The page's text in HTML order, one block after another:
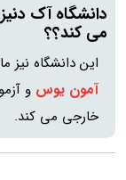
دانشگاه آک
می کند؟؟
این دانشگاه نیز
آمون یوس
خارجی می کند.